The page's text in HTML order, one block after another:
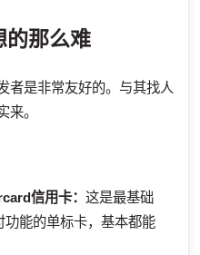
的那么难
者是非常友好的。与其找人
来。
信用卡： 这是最基础
能的单标卡，基本都能